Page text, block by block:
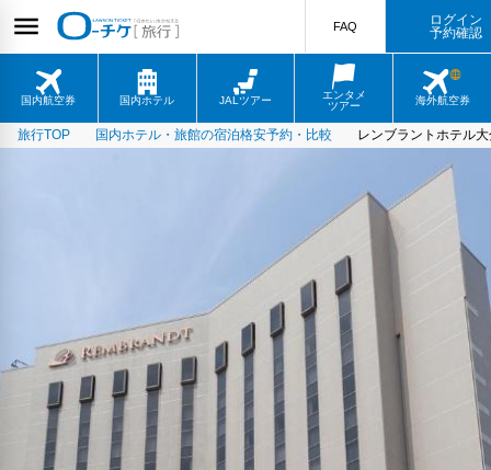
国内航空券 国内ホテル JALツアー
エンタメ
ツアー
海外航空券
FAQ
ログイン
予約確認
旅行TOP 国内ホテル・旅館の宿泊格安予約・比較 レンブラントホテル